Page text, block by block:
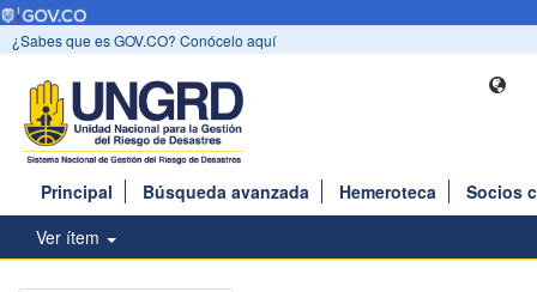
¿Sabes que es GOV.CO? Conócelo aquí
Principal Búsqueda avanzada Hemeroteca
Socios
Ver ítem